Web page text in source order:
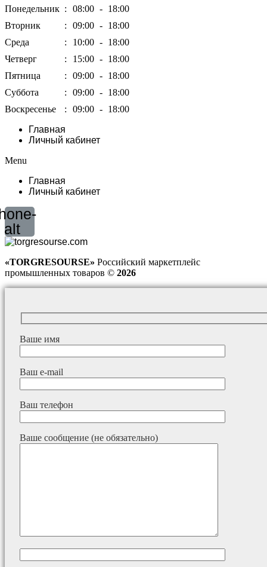
Понедельник : 08:00 - 18:00
Вторник
: 09:00 - 18:00
Среда
: 10:00 - 18:00
Четверг
: 15:00 - 18:00
Пятница
: 09:00 - 18:00
Суббота
: 09:00 - 18:00
Воскресенье
: 09:00 - 18:00
Главная
Личный кабинет
Menu
Главная
Личный кабинет
alt
«TORGRESOURSE» Российский маркетплейс
промышленных товаров © 2026
Ваше имя
Ваш e-mail
Ваш телефон
Ваше сообщение (не обязательно)